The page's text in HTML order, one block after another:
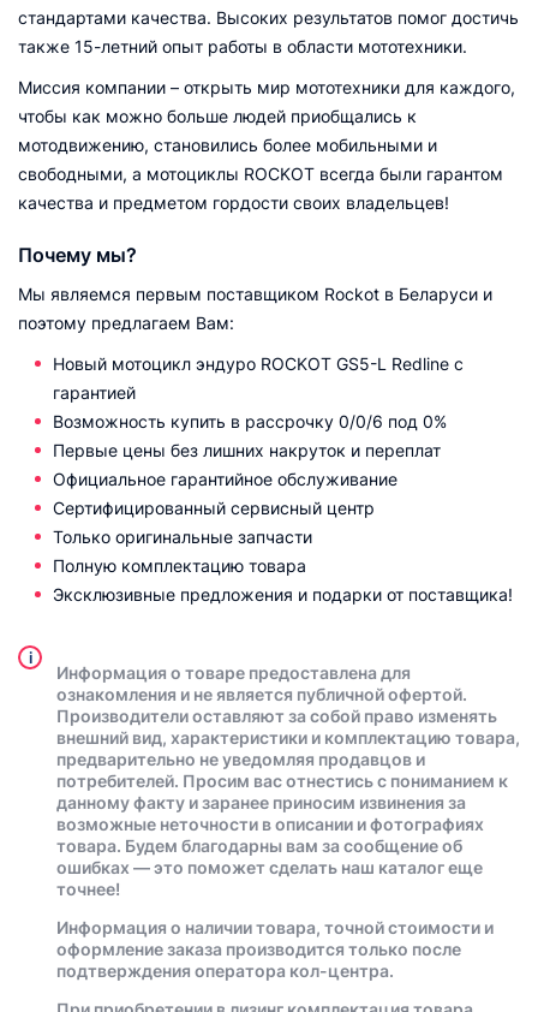
стандартами качества. Высоких результатов помог достичь
также 15-летний опыт работы в области мототехники.
Миссия компании – открыть мир мототехники для каждого,
чтобы как можно больше людей приобщались к
мотодвижению, становились более мобильными и
свободными, а мотоциклы ROCKOT всегда были гарантом
качества и предметом гордости своих владельцев!
Почему мы?
Мы являемся первым поставщиком Rockot в Беларуси и
поэтому предлагаем Вам:
Новый мотоцикл эндуро ROCKOT GS5-L Redline с
гарантией
Возможность купить в рассрочку 0/0/6 под 0%
Первые цены без лишних накруток и переплат
Официальное гарантийное обслуживание
Сертифицированный сервисный центр
Только оригинальные запчасти
Полную комплектацию товара
Эксклюзивные предложения и подарки от поставщика!
i
Информация о товаре предоставлена для
ознакомления и не является публичной офертой.
Производители оставляют за собой право изменять
внешний вид, характеристики и комплектацию товара,
предварительно не уведомляя продавцов и
потребителей. Просим вас отнестись с пониманием к
данному факту и заранее приносим извинения за
возможные неточности в описании и фотографиях
товара. Будем благодарны вам за сообщение об
ошибках — это поможет сделать наш каталог еще
точнее!
Информация о наличии товара, точной стоимости и
оформление заказа производится только после
подтверждения оператора кол-центра.